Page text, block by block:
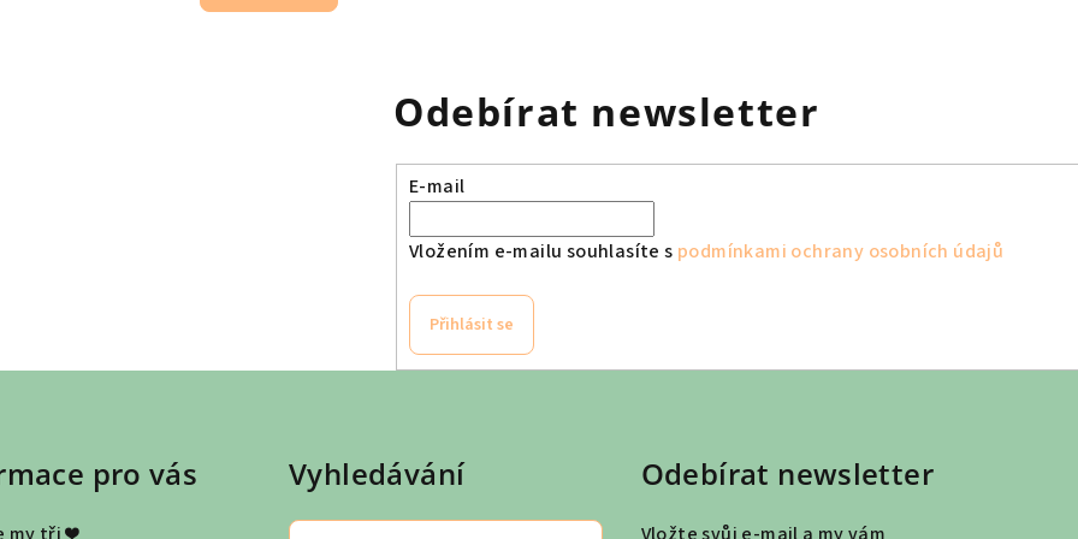
Odebírat newsletter
E-mail
Vložením e-mailu souhlasíte s podmínkami ochrany osobních údajů
Přihlásit se
pro vás
my tři ❤
Vyhledávání Odebírat newsletter
Vložte svůj e-mail a my vám